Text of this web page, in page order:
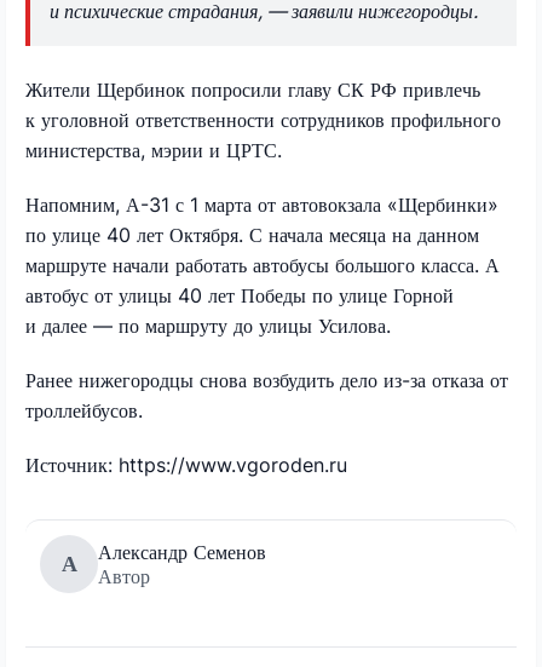
и психические страдания, — заявили нижегородцы.
Жители Щербинок попросили главу СК РФ привлечь
к уголовной ответственности сотрудников профильного
министерства, мэрии и ЦРТС.
Напомним, А-31 с 1 марта от автовокзала «Щербинки»
по улице 40 лет Октября. С начала месяца на данном
маршруте начали работать автобусы большого класса. А
автобус от улицы 40 лет Победы по улице Горной
и далее — по маршруту до улицы Усилова.
Ранее нижегородцы снова возбудить дело из-за отказа от
троллейбусов.
Источник: https://www.vgoroden.ru
А
Александр Семенов
Автор